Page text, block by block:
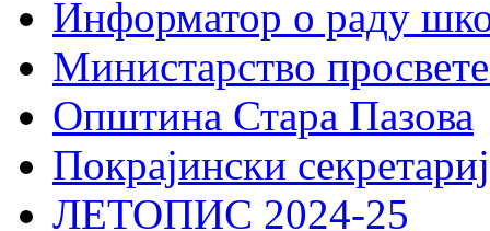
Информатор о раду
Министарство
Општина Стара Пазова
Покрајински
ЛЕТОПИС 2024-25